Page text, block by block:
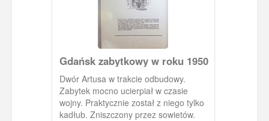
Gdańsk zabytkowy w roku 1950
Dwór Artusa w trakcie odbudowy.
Zabytek mocno ucierpiał w czasie
wojny. Praktycznie został z niego tylko
kadłub. Zniszczony przez sowietów.